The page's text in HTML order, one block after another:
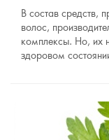
В состав средств,
волос,
комплексы. Но, их
здоровом